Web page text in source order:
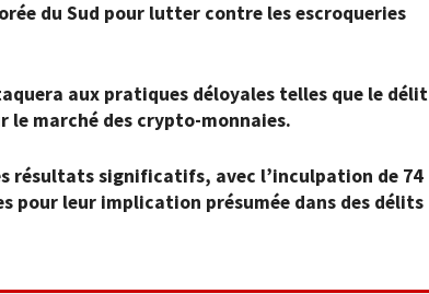
du Sud pour lutter contre les escroqueries
aux pratiques déloyales telles que le délit
marché des crypto-monnaies.
résultats significatifs, avec l’inculpation de 74
pour leur implication présumée dans des délits